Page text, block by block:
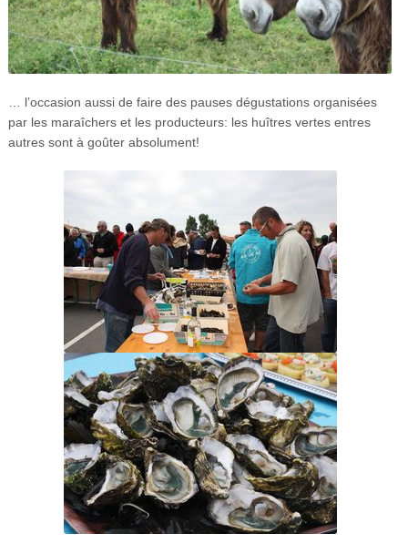
… l’occasion aussi de faire des pauses dégustations organisées
par les maraîchers et les producteurs: les huîtres vertes entres
autres sont à goûter absolument!